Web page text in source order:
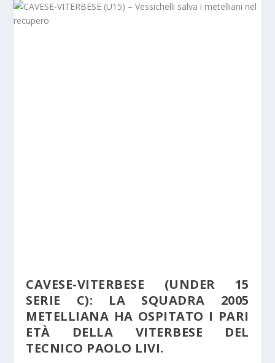
CAVESE-VITERBESE (UNDER 15
SERIE C): LA SQUADRA 2005
METELLIANA HA OSPITATO I PARI
ETÀ DELLA VITERBESE DEL
TECNICO PAOLO LIVI.